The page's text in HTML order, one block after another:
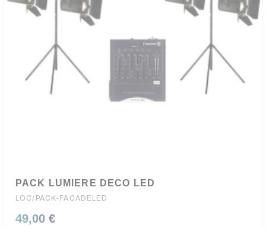
PACK LUMIERE DECO LED
LOC/PACK-FACADELED
49,00 €